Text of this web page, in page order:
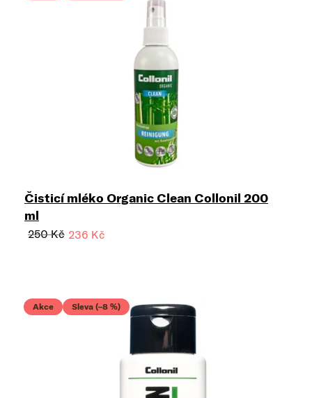
Čisticí mléko Organic Clean Collonil 200
ml
250 Kč 236 Kč
Akce Sleva (–8 %)